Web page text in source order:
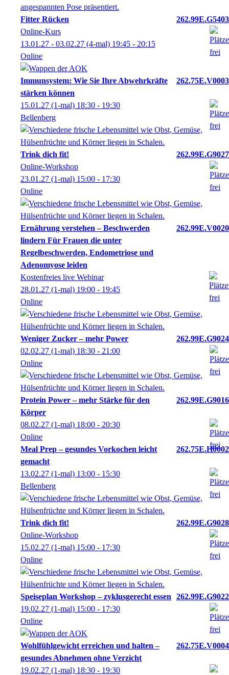
Fitter Rücken
262.99E.G5403
Online-Kurs
13.01.27 - 03.02.27 (4-mal) 19:45 - 20:15
Online
Immunsystem: Wie Sie Ihre Abwehrkräfte
stärken können
262.75E.V0003
15.01.27 (1-mal) 18:30 - 19:30
Bellenberg
Trink dich fit!
262.99E.G9027
Online-Workshop
23.01.27 (1-mal) 15:00 - 17:30
Online
Ernährung verstehen – Beschwerden
lindern Für Frauen die unter
Regelbeschwerden, Endometriose und
Adenomyose leiden
262.99E.V0020
Kostenfreies live Webinar
28.01.27 (1-mal) 19:00 - 19:45
Online
Weniger Zucker – mehr Power
262.99E.G9024
02.02.27 (1-mal) 18:30 - 21:00
Online
Protein Power – mehr Stärke für den
Körper
262.99E.G9016
08.02.27 (1-mal) 18:00 - 20:30
Online
Meal Prep – gesundes Vorkochen leicht
gemacht
262.75E.H0002
13.02.27 (1-mal) 13:00 - 15:30
Bellenberg
Trink dich fit!
262.99E.G9028
Online-Workshop
15.02.27 (1-mal) 15:00 - 17:30
Online
Speiseplan Workshop – zyklusgerecht essen
262.99E.G9022
19.02.27 (1-mal) 15:00 - 17:30
Online
Wohlfühlgewicht erreichen und halten –
gesundes Abnehmen ohne Verzicht
262.75E.V0004
19.02.27 (1-mal) 18:30 - 19:30